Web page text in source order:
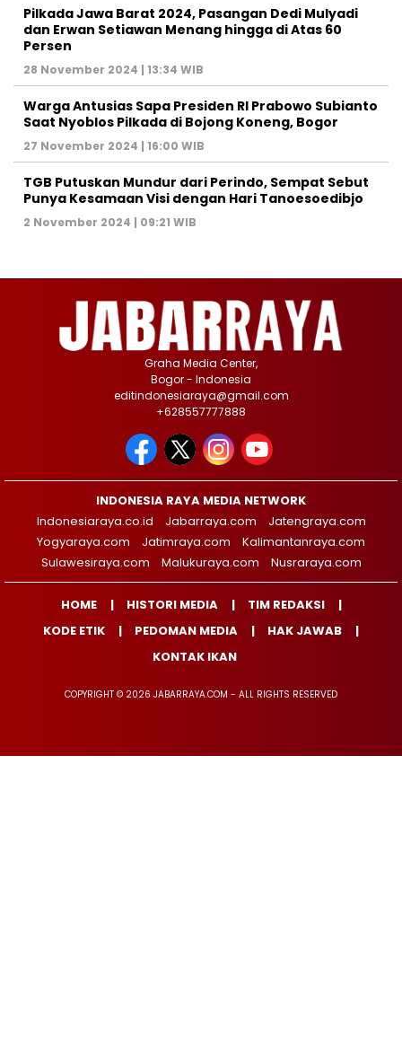
Pilkada Jawa Barat 2024, Pasangan Dedi Mulyadi
dan Erwan Setiawan Menang hingga di Atas 60
Persen
28 November 2024 | 13:34 WIB
Warga Antusias Sapa Presiden RI Prabowo Subianto
Saat Nyoblos Pilkada di Bojong Koneng, Bogor
27 November 2024 | 16:00 WIB
TGB Putuskan Mundur dari Perindo, Sempat Sebut
Punya Kesamaan Visi dengan Hari Tanoesoedibjo
2 November 2024 | 09:21 WIB
Graha Media Center,
Bogor - Indonesia
editindonesiaraya@gmail.com
+628557777888
INDONESIA RAYA MEDIA NETWORK
Indonesiaraya.co.id
Jabarraya.com
Jatengraya.com
Yogyaraya.com
Jatimraya.com
Kalimantanraya.com
Sulawesiraya.com
Malukuraya.com Nusraraya.com
HOME HISTORI MEDIA
TIM REDAKSI
KODE ETIK
PEDOMAN MEDIA
HAK JAWAB
KONTAK IKAN
COPYRIGHT © 2026 JABARRAYA.COM - ALL RIGHTS RESERVED